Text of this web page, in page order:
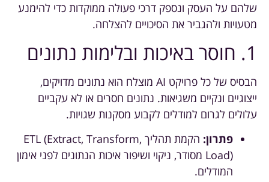
שלהם על העסק ונספק דרכי פעולה ממוקדות כדי להימנע
מטעויות ולהגביר את הסיכויים להצלחה.
1. חוסר באיכות ובלימות נתונים
הבסיס של כל פרויקט AI מוצלח הוא נתונים מדויקים,
ייצוגיים ונקיים משגיאות. נתונים חסרים או לא עקביים
עלולים לגרום למודלים לקבוע מסקנות שגויות.
פתרון:
הקמת תהליך ETL (Extract, Transform,
Load) מסודר, ניקוי ושיפור איכות הנתונים לפני אימון
המודלים.